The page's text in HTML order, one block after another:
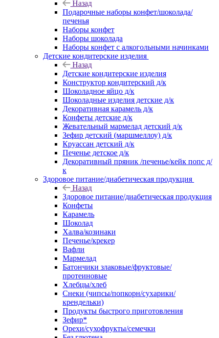
Назад
Подарочные наборы конфет/шоколада/
печенья
Наборы конфет
Наборы шоколада
Наборы конфет с алкогольными начинками
Детские кондитерские изделия
Назад
Детские кондитерские изделия
Конструктор кондитерский д/к
Шоколадное яйцо д/к
Шоколадные изделия детские д/к
Декоративная карамель д/к
Конфеты детские д/к
Жевательный мармелад детский д/к
Зефир детский (маршмеллоу) д/к
Круассан детский д/к
Печенье детское д/к
Декоративный пряник /печенье/кейк попс д/
к
Здоровое питание/диабетическая продукция
Назад
Здоровое питание/диабетическая продукция
Конфеты
Карамель
Шоколад
Халва/козинаки
Печенье/крекер
Вафли
Мармелад
Батончики злаковые/фруктовые/
протеиновые
Хлебцы/хлеб
Снеки (чипсы/попкорн/сухарики/
крендельки)
Продукты быстрого приготовления
Зефир*
Орехи/сухофрукты/семечки